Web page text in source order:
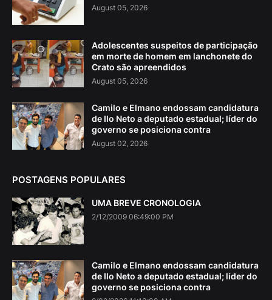
August 05, 2026
Adolescentes suspeitos de participação
em morte de homem em lanchonete do
Crato são apreendidos
August 05, 2026
Camilo e Elmano endossam candidatura
de Ilo Neto a deputado estadual; líder do
governo se posiciona contra
August 02, 2026
POSTAGENS POPULARES
UMA BREVE CRONOLOGIA
2/12/2009 06:49:00 PM
Camilo e Elmano endossam candidatura
de Ilo Neto a deputado estadual; líder do
governo se posiciona contra